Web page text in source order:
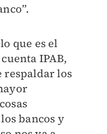
que es el
IPAB,
respaldar los
bancos y